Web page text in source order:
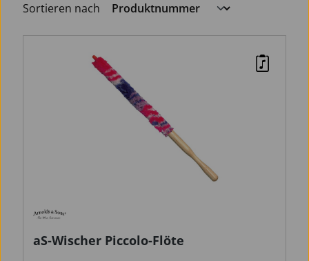
Sortieren nach
aS-Wischer Piccolo-Flöte